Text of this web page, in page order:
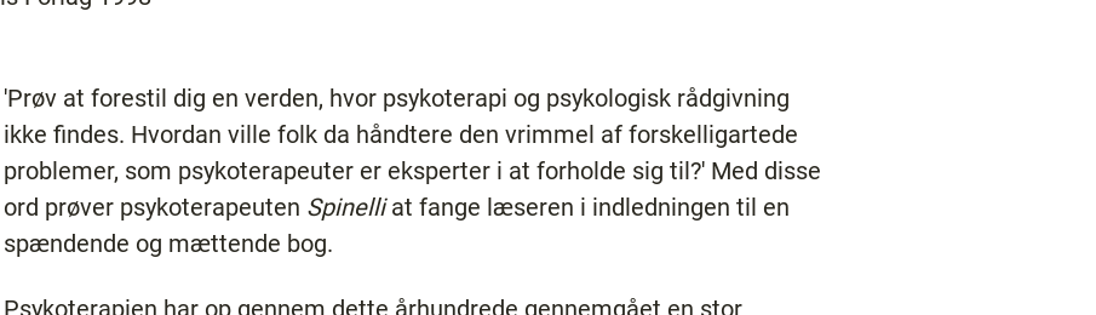
'Prøv at forestil dig en verden, hvor psykoterapi og psykologisk rådgivning
ikke findes. Hvordan ville folk da håndtere den vrimmel af forskelligartede
problemer, som psykoterapeuter er eksperter i at forholde sig til?' Med disse
ord prøver psykoterapeuten Spinelliat fange læseren i indledningen til en
spændende og mættende bog.
Psykoterapien har op gennem dette århundrede gennemgået en stor